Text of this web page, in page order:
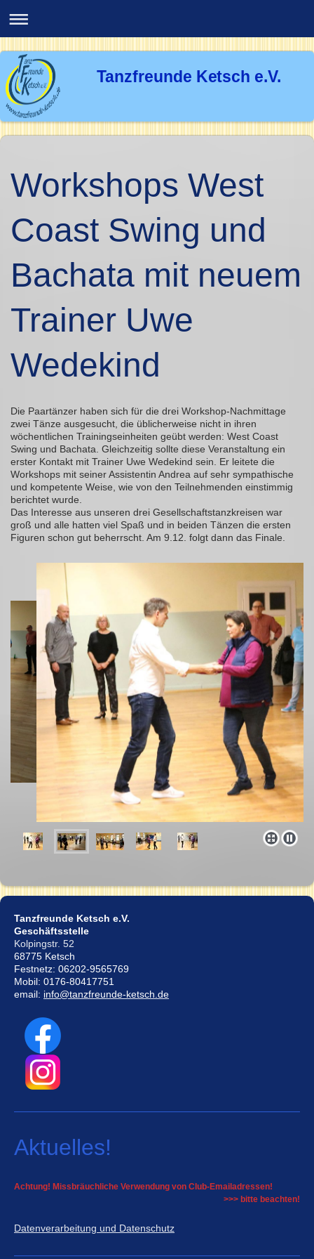
Tanzfreunde Ketsch e.V.
Workshops West
Coast Swing und
Bachata mit neuem
Trainer Uwe
Wedekind
Die Paartänzer haben sich für die drei Workshop-Nachmittage
zwei Tänze ausgesucht, die üblicherweise nicht in ihren
wöchentlichen Trainingseinheiten geübt werden: West Coast
Swing und Bachata. Gleichzeitig sollte diese Veranstaltung ein
erster Kontakt mit Trainer Uwe Wedekind sein. Er leitete die
Workshops mit seiner Assistentin Andrea auf sehr sympathische
und kompetente Weise, wie von den Teilnehmenden einstimmig
berichtet wurde.
Das Interesse aus unseren drei Gesellschaftstanzkreisen war
groß und alle hatten viel Spaß und in beiden Tänzen die ersten
Figuren schon gut beherrscht. Am 9.12. folgt dann das Finale.
Tanzfreunde Ketsch e.V.
Geschäftsstelle
Kolpingstr. 52
68775 Ketsch
Festnetz: 06202-9565769
Mobil: 0176-80417751
email: info@tanzfreunde-ketsch.de
Aktuelles!
Achtung! Missbräuchliche Verwendung von Club-Emailadressen!
>>> bitte beachten!
Datenverarbeitung und Datenschutz